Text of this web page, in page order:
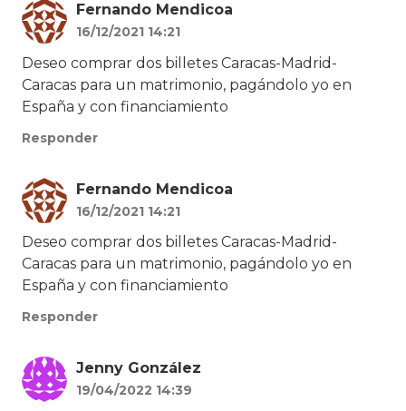
Fernando Mendicoa
16/12/2021 14:21
Deseo comprar dos billetes Caracas-Madrid-
Caracas para un matrimonio, pagándolo yo en
España y con financiamiento
Responder
Fernando Mendicoa
16/12/2021 14:21
Deseo comprar dos billetes Caracas-Madrid-
Caracas para un matrimonio, pagándolo yo en
España y con financiamiento
Responder
Jenny González
19/04/2022 14:39